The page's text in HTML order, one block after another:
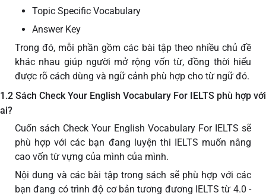
Topic Specific Vocabulary
Answer Key
Trong đó, mỗi phần gồm các bài tập theo nhiều chủ đề
khác nhau giúp người mở rộng vốn từ, đồng thời hiểu
được rõ cách dùng và ngữ cảnh phù hợp cho từ ngữ đó.
1.2 Sách Check Your English Vocabulary For IELTS phù hợp với
ai?
Cuốn sách Check Your English Vocabulary For IELTS sẽ
phù hợp với các bạn đang luyện thi IELTS muốn nâng
cao vốn từ vựng của mình của mình.
Nội dung và các bài tập trong sách sẽ phù hợp với các
bạn đang có trình độ cơ bản tương đương IELTS từ 4.0 -